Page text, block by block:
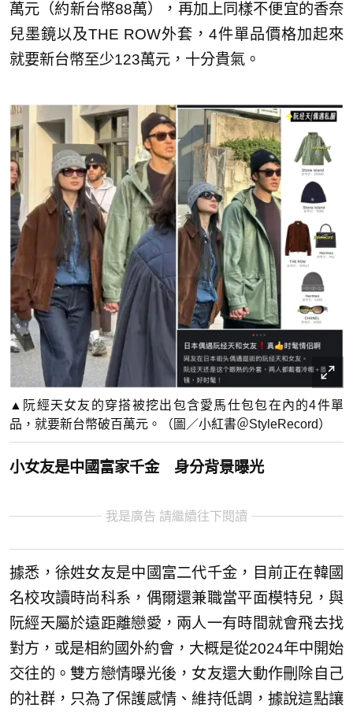
萬元（約新台幣88萬），再加上同樣不便宜的香奈
兒墨鏡以及THE ROW外套，4件單品價格加起來
就要新台幣至少123萬元，十分貴氣。
▲阮經天女友的穿搭被挖出包含愛馬仕包包在內的4件單
品，就要新台幣破百萬元。（圖／小紅書＠StyleRecord）
小女友是中國富家千金 身分背景曝光
我是廣告 請繼續往下閱讀
據悉，徐姓女友是中國富二代千金，目前正在韓國
名校攻讀時尚科系，偶爾還兼職當平面模特兒，與
阮經天屬於遠距離戀愛，兩人一有時間就會飛去找
對方，或是相約國外約會，大概是從2024年中開始
交往的。雙方戀情曝光後，女友還大動作刪除自己
的社群，只為了保護感情、維持低調，據說這點讓